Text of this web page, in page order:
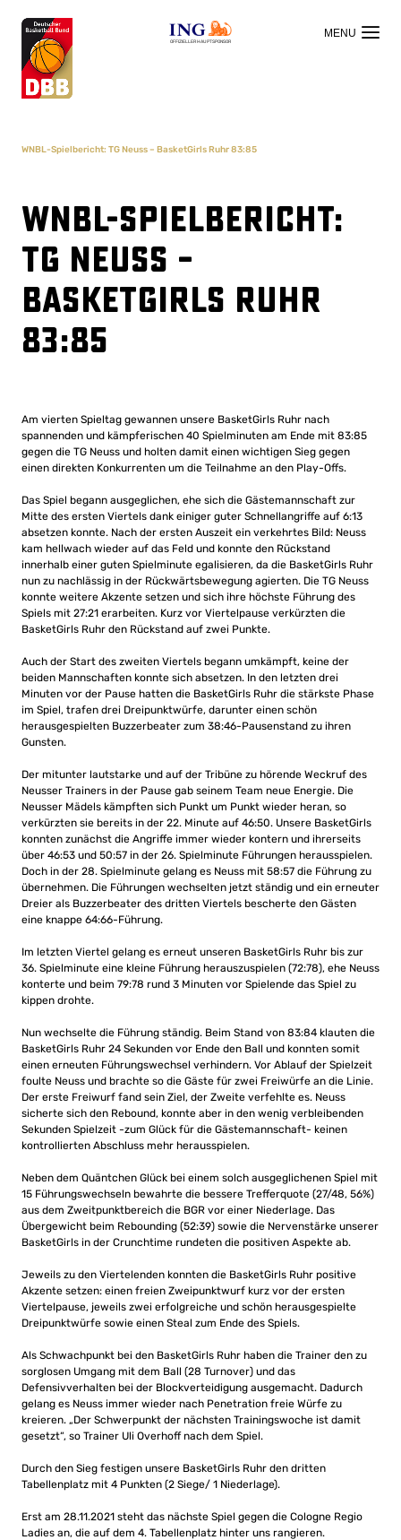
OFFIZIELLER HAUPTSPONSOR
WNBL-Spielbericht: TG Neuss – BasketGirls Ruhr 83:85
WNBL-Spielbericht:
TG Neuss –
BasketGirls Ruhr
83:85
Am vierten Spieltag gewannen unsere BasketGirls Ruhr nach
spannenden und kämpferischen 40 Spielminuten am Ende mit 83:85
gegen die TG Neuss und holten damit einen wichtigen Sieg gegen
einen direkten Konkurrenten um die Teilnahme an den Play-Offs.
Das Spiel begann ausgeglichen, ehe sich die Gästemannschaft zur
Mitte des ersten Viertels dank einiger guter Schnellangriffe auf 6:13
absetzen konnte. Nach der ersten Auszeit ein verkehrtes Bild: Neuss
kam hellwach wieder auf das Feld und konnte den Rückstand
innerhalb einer guten Spielminute egalisieren, da die BasketGirls Ruhr
nun zu nachlässig in der Rückwärtsbewegung agierten. Die TG Neuss
konnte weitere Akzente setzen und sich ihre höchste Führung des
Spiels mit 27:21 erarbeiten. Kurz vor Viertelpause verkürzten die
BasketGirls Ruhr den Rückstand auf zwei Punkte.
Auch der Start des zweiten Viertels begann umkämpft, keine der
beiden Mannschaften konnte sich absetzen. In den letzten drei
Minuten vor der Pause hatten die BasketGirls Ruhr die stärkste Phase
im Spiel, trafen drei Dreipunktwürfe, darunter einen schön
herausgespielten Buzzerbeater zum 38:46-Pausenstand zu ihren
Gunsten.
Der mitunter lautstarke und auf der Tribüne zu hörende Weckruf des
Neusser Trainers in der Pause gab seinem Team neue Energie. Die
Neusser Mädels kämpften sich Punkt um Punkt wieder heran, so
verkürzten sie bereits in der 22. Minute auf 46:50. Unsere BasketGirls
konnten zunächst die Angriffe immer wieder kontern und ihrerseits
über 46:53 und 50:57 in der 26. Spielminute Führungen herausspielen.
Doch in der 28. Spielminute gelang es Neuss mit 58:57 die Führung zu
übernehmen. Die Führungen wechselten jetzt ständig und ein erneuter
Dreier als Buzzerbeater des dritten Viertels bescherte den Gästen
eine knappe 64:66-Führung.
Im letzten Viertel gelang es erneut unseren BasketGirls Ruhr bis zur
36. Spielminute eine kleine Führung herauszuspielen (72:78), ehe Neuss
konterte und beim 79:78 rund 3 Minuten vor Spielende das Spiel zu
kippen drohte.
Nun wechselte die Führung ständig. Beim Stand von 83:84 klauten die
BasketGirls Ruhr 24 Sekunden vor Ende den Ball und konnten somit
einen erneuten Führungswechsel verhindern. Vor Ablauf der Spielzeit
foulte Neuss und brachte so die Gäste für zwei Freiwürfe an die Linie.
Der erste Freiwurf fand sein Ziel, der Zweite verfehlte es. Neuss
sicherte sich den Rebound, konnte aber in den wenig verbleibenden
Sekunden Spielzeit -zum Glück für die Gästemannschaft- keinen
kontrollierten Abschluss mehr herausspielen.
Neben dem Quäntchen Glück bei einem solch ausgeglichenen Spiel mit
15 Führungswechseln bewahrte die bessere Trefferquote (27/48, 56%)
aus dem Zweitpunktbereich die BGR vor einer Niederlage. Das
Übergewicht beim Rebounding (52:39) sowie die Nervenstärke unserer
BasketGirls in der Crunchtime rundeten die positiven Aspekte ab.
Jeweils zu den Viertelenden konnten die BasketGirls Ruhr positive
Akzente setzen: einen freien Zweipunktwurf kurz vor der ersten
Viertelpause, jeweils zwei erfolgreiche und schön herausgespielte
Dreipunktwürfe sowie einen Steal zum Ende des Spiels.
Als Schwachpunkt bei den BasketGirls Ruhr haben die Trainer den zu
sorglosen Umgang mit dem Ball (28 Turnover) und das
Defensivverhalten bei der Blockverteidigung ausgemacht. Dadurch
gelang es Neuss immer wieder nach Penetration freie Würfe zu
kreieren. „Der Schwerpunkt der nächsten Trainingswoche ist damit
gesetzt“, so Trainer Uli Overhoff nach dem Spiel.
Durch den Sieg festigen unsere BasketGirls Ruhr den dritten
Tabellenplatz mit 4 Punkten (2 Siege/ 1 Niederlage).
Erst am 28.11.2021 steht das nächste Spiel gegen die Cologne Regio
Ladies an, die auf dem 4. Tabellenplatz hinter uns rangieren.